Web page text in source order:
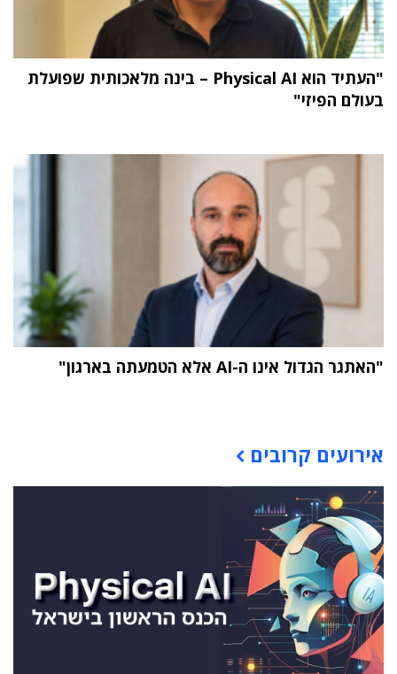
"העתיד הוא Physical AI – בינה מלאכותית שפועלת
בעולם הפיזי"
"האתגר הגדול אינו ה-AI אלא הטמעתה בארגון"
אירועים קרובים